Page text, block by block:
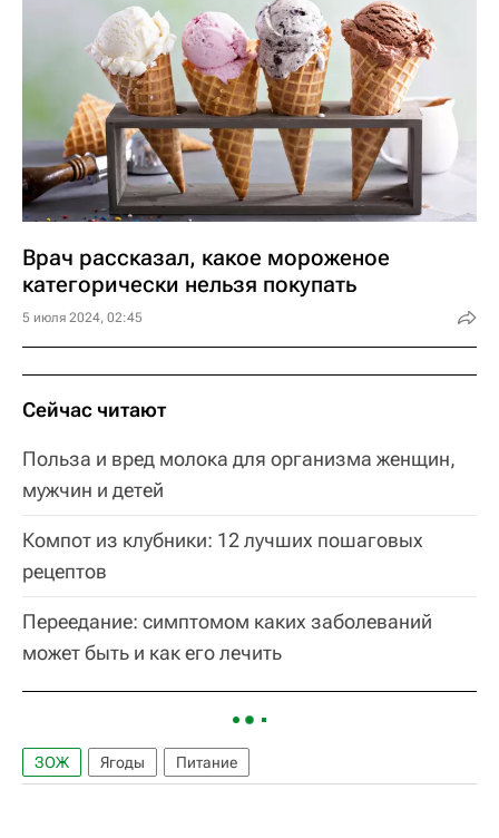
Врач рассказал, какое мороженое
категорически нельзя покупать
5 июля 2024, 02:45
Сейчас читают
Польза и вред молока для организма женщин,
мужчин и детей
Компот из клубники: 12 лучших пошаговых
рецептов
Переедание: симптомом каких заболеваний
может быть и как его лечить
ЗОЖ Ягоды Питание